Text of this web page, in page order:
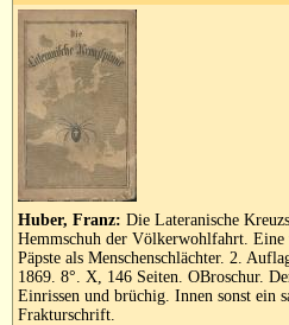
Huber, Franz: Die Lateranische
Hemmschuh der Völkerwohlfahrt.
Päpste als Menschenschlächter. 2.
1869. 8°. X, 146 Seiten. OBroschur.
Einrissen und brüchig. Innen sonst ein
Frakturschrift.